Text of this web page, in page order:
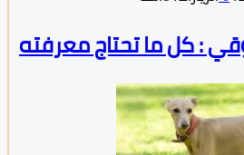
ما تحتاج معرفته